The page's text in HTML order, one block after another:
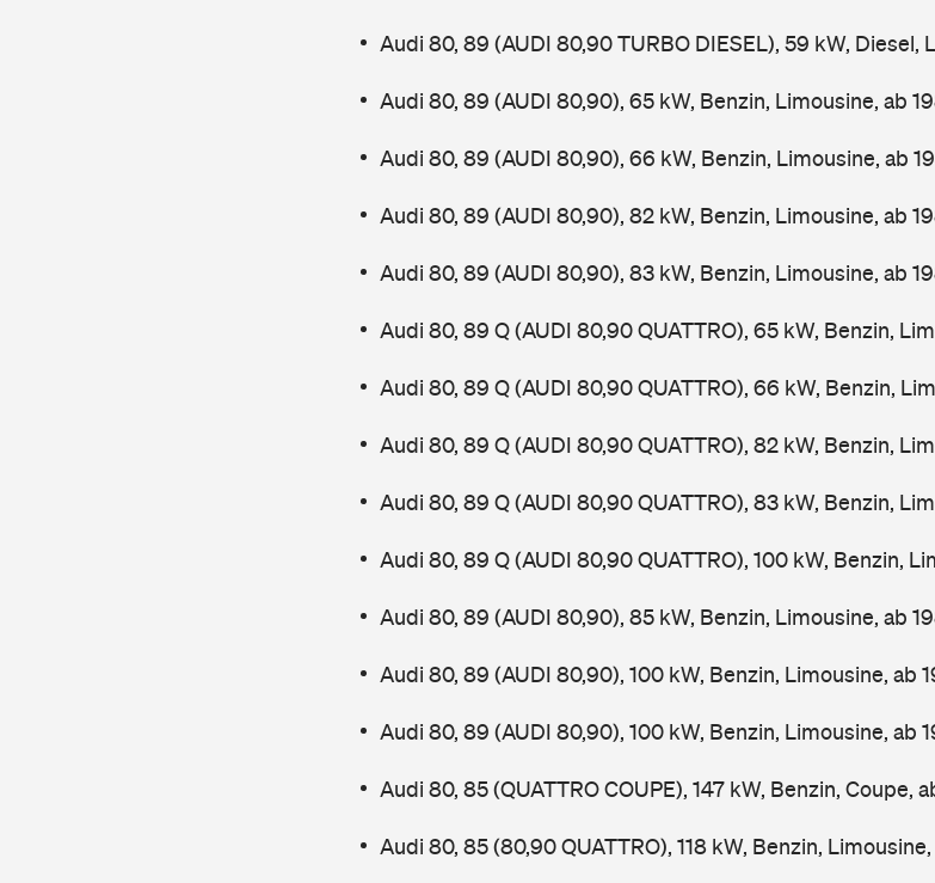
Audi 80, 89 (AUDI 80,90 TURBO DIESEL), 59 kW, Diesel,
Audi 80, 89 (AUDI 80,90), 65 kW, Benzin, Limousine, ab
Audi 80, 89 (AUDI 80,90), 66 kW, Benzin, Limousine, ab
Audi 80, 89 (AUDI 80,90), 82 kW, Benzin, Limousine, ab
Audi 80, 89 (AUDI 80,90), 83 kW, Benzin, Limousine, ab
Audi 80, 89 Q (AUDI 80,90 QUATTRO), 65 kW, Benzin,
Audi 80, 89 Q (AUDI 80,90 QUATTRO), 66 kW, Benzin,
Audi 80, 89 Q (AUDI 80,90 QUATTRO), 82 kW, Benzin,
Audi 80, 89 Q (AUDI 80,90 QUATTRO), 83 kW, Benzin,
Audi 80, 89 Q (AUDI 80,90 QUATTRO), 100 kW, Benzin,
Audi 80, 89 (AUDI 80,90), 85 kW, Benzin, Limousine, ab
Audi 80, 89 (AUDI 80,90), 100 kW, Benzin, Limousine, ab
Audi 80, 89 (AUDI 80,90), 100 kW, Benzin, Limousine, ab
Audi 80, 85 (QUATTRO COUPE), 147 kW, Benzin, Coupe,
Audi 80, 85 (80,90 QUATTRO), 118 kW, Benzin,